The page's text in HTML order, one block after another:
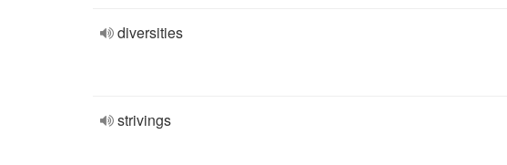
diversities
strivings